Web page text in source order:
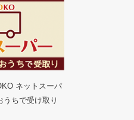
ネットスーパ
うちで受け取り